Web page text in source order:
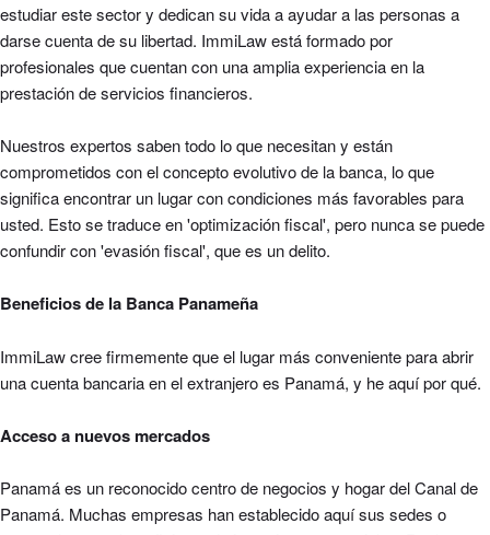
estudiar este sector y dedican su vida a ayudar a las personas a
darse cuenta de su libertad. ImmiLaw está formado por
profesionales que cuentan con una amplia experiencia en la
prestación de servicios financieros.
Nuestros expertos saben todo lo que necesitan y están
comprometidos con el concepto evolutivo de la banca, lo que
significa encontrar un lugar con condiciones más favorables para
usted. Esto se traduce en 'optimización fiscal', pero nunca se puede
confundir con 'evasión fiscal', que es un delito.
Beneficios de la Banca Panameña
ImmiLaw cree firmemente que el lugar más conveniente para abrir
una cuenta bancaria en el extranjero es Panamá, y he aquí por qué.
Acceso a nuevos mercados
Panamá es un reconocido centro de negocios y hogar del Canal de
Panamá. Muchas empresas han establecido aquí sus sedes o